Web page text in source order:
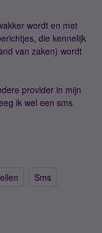
wordt en met
die kennelijk
van zaken) wordt
provider in mijn
ik wel een sms
Sms